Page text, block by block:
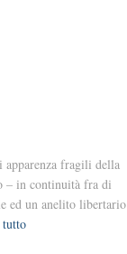
apparenza fragili della
– in continuità fra di
ed un anelito libertario